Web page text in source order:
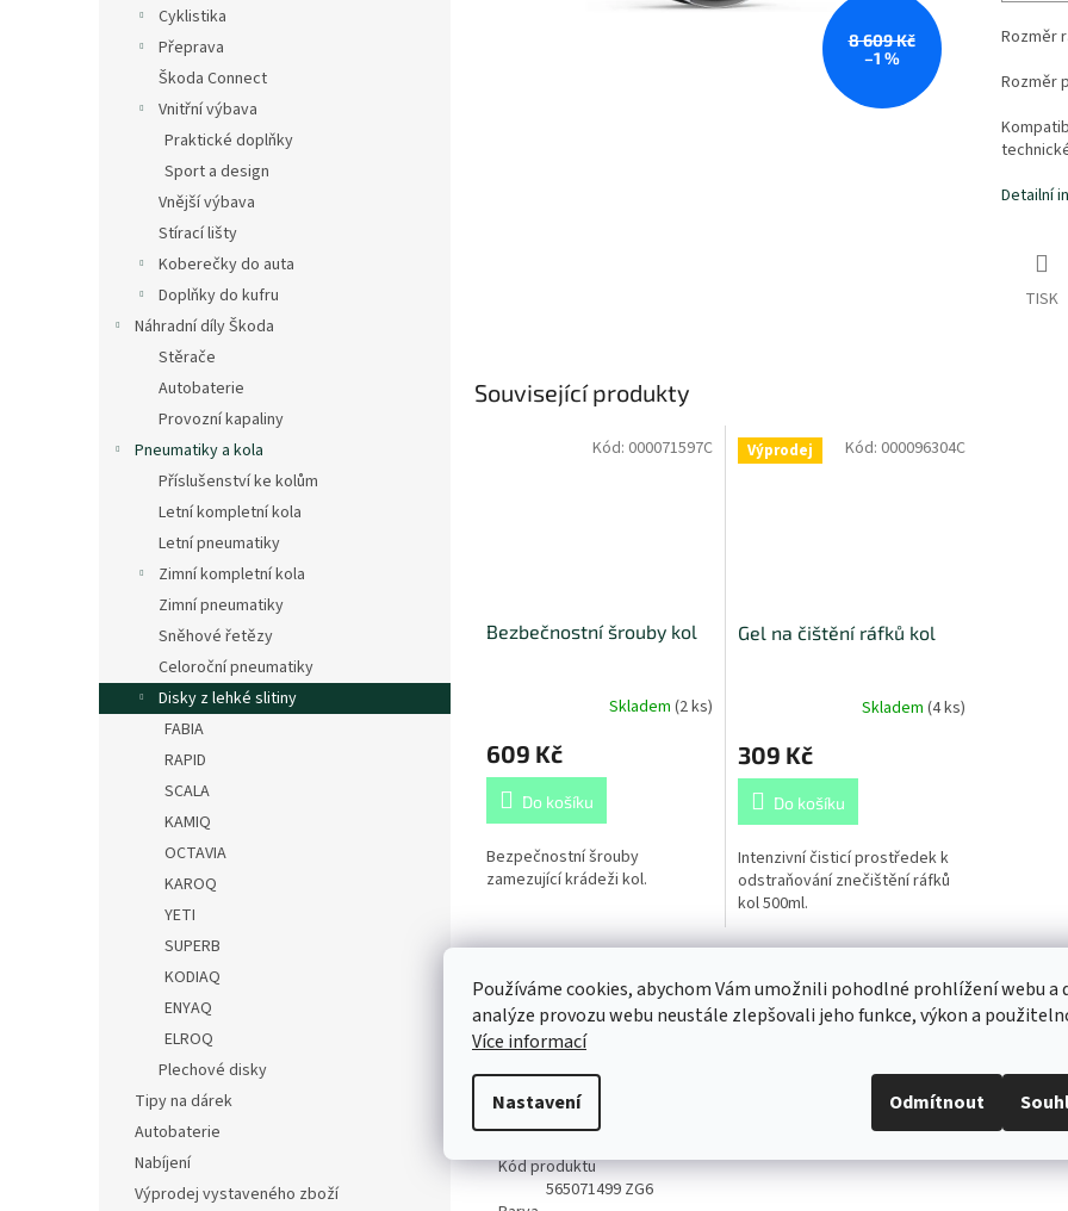
Používáme cookies, abychom Vám umožnili pohodlné prohlížení webu a
analýze provozu webu neustále zlepšovali jeho funkce, výkon a
Více informací
Nastavení Odmítnout
Cyklistika
Přeprava
Škoda Connect
Vnitřní výbava
Praktické doplňky
Sport a design
Vnější výbava
Stírací lišty
Koberečky do auta
Doplňky do kufru
Náhradní díly Škoda
Stěrače
Autobaterie
Provozní kapaliny
Pneumatiky a kola
Příslušenství ke kolům
Letní kompletní kola
Letní pneumatiky
Zimní kompletní kola
Zimní pneumatiky
Sněhové řetězy
Celoroční pneumatiky
Disky z lehké slitiny
FABIA
RAPID
SCALA
KAMIQ
OCTAVIA
KAROQ
YETI
SUPERB
KODIAQ
ENYAQ
ELROQ
Plechové disky
Tipy na dárek
Autobaterie
Nabíjení
Výprodej vystaveného zboží
8 609 Kč
–1 %
Rozměr
Rozměr
Detailní
TISK
Související produkty
Bezbečnostní šrouby kol
Skladem (2 ks)
609 Kč
Do košíku
Bezpečnostní šrouby
zamezující krádeži kol.
Kód: 000071597C Výprodej
Gel na čištění ráfků kol
Skladem (4 ks)
309 Kč
Do košíku
Intenzivní čisticí prostředek k
odstraňování znečištění ráfků
kol 500ml.
Kód: 000096304C
Popis Diskuze
Detailní popis produktu
Technická specifikace
Kód produktu
565071499 ZG6